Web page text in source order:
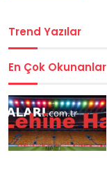
Trend Yazılar
En Çok Okunanlar